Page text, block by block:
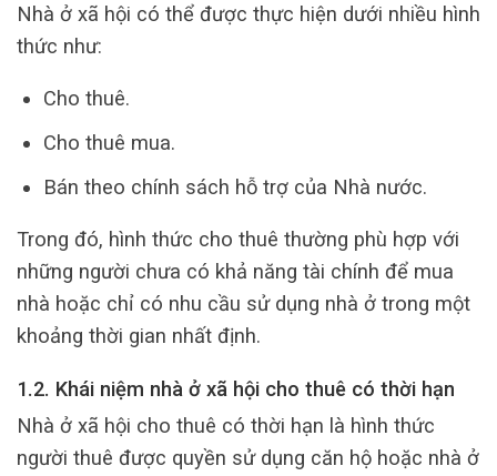
Nhà ở xã hội có thể được thực hiện dưới nhiều hình
thức như:
Cho thuê.
Cho thuê mua.
Bán theo chính sách hỗ trợ của Nhà nước.
Trong đó, hình thức cho thuê thường phù hợp với
những người chưa có khả năng tài chính để mua
nhà hoặc chỉ có nhu cầu sử dụng nhà ở trong một
khoảng thời gian nhất định.
1.2. Khái niệm nhà ở xã hội cho thuê có thời hạn
Nhà ở xã hội cho thuê có thời hạn là hình thức
người thuê được quyền sử dụng căn hộ hoặc nhà ở